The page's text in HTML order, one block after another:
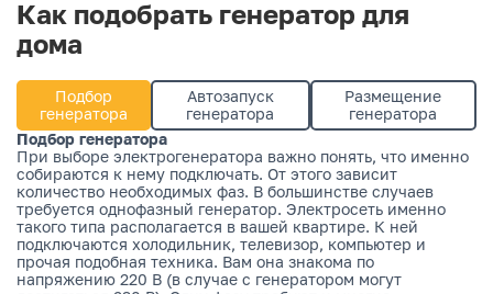
Как подобрать генератор для
дома
Подбор
генератора
Автозапуск
генератора
Размещение
генератора
Подбор генератора
При выборе электрогенератора важно понять, что именно
собираются к нему подключать. От этого зависит
количество необходимых фаз. В большинстве случаев
требуется однофазный генератор. Электросеть именно
такого типа располагается в вашей квартире. К ней
подключаются холодильник, телевизор, компьютер и
прочая подобная техника. Вам она знакома по
напряжению 220 В (в случае с генератором могут